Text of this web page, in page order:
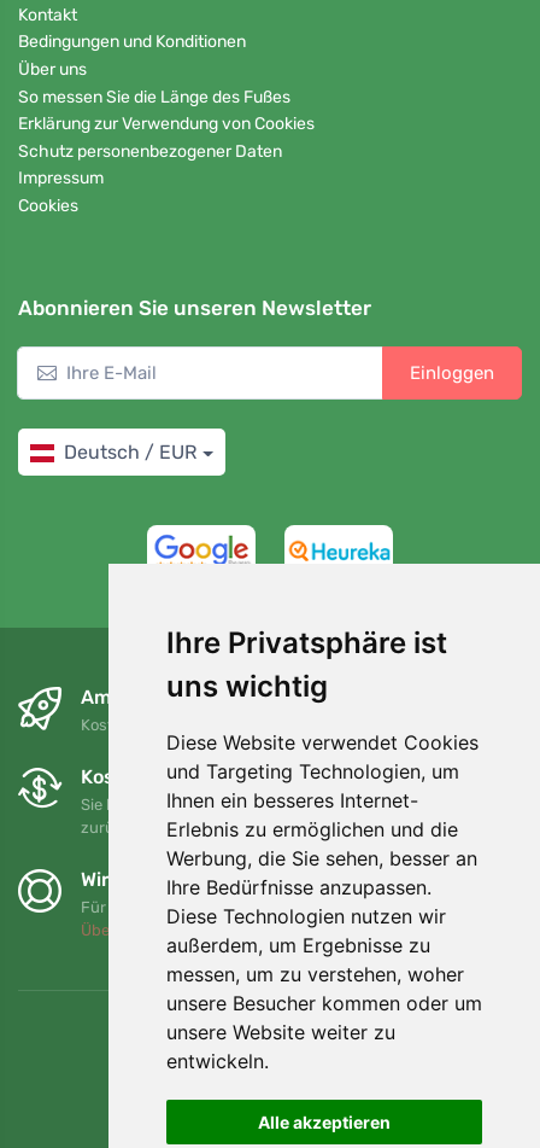
Ihre Privatsphäre ist
uns wichtig
Diese Website verwendet Cookies
und Targeting Technologien, um
Ihnen ein besseres Internet-
Erlebnis zu ermöglichen und die
Werbung, die Sie sehen, besser an
Ihre Bedürfnisse anzupassen.
Diese Technologien nutzen wir
außerdem, um Ergebnisse zu
messen, um zu verstehen, woher
unsere Besucher kommen oder um
unsere Website weiter zu
entwickeln.
Alle akzeptieren
Kontakt
Bedingungen und Konditionen
Über uns
So messen Sie die Länge des Fußes
Erklärung zur Verwendung von Cookies
Schutz personenbezogener Daten
Impressum
Cookies
Abonnieren Sie unseren Newsletter
Einloggen
Deutsch / EUR
Am nächsten Tag und kostenlos
Kostenloser Versand für Bestellungen über 80 EUR
Kostenloser Umtausch und Rückgabe
Sie können Ihre Bestellung jederzeit innerhalb von 90 Tagen
zurückgeben oder umtauschen.
Wir unterstützen Trees.org
Für jede Bestellung pflanzen wir einen Baum! Mehr lesen
Über uns